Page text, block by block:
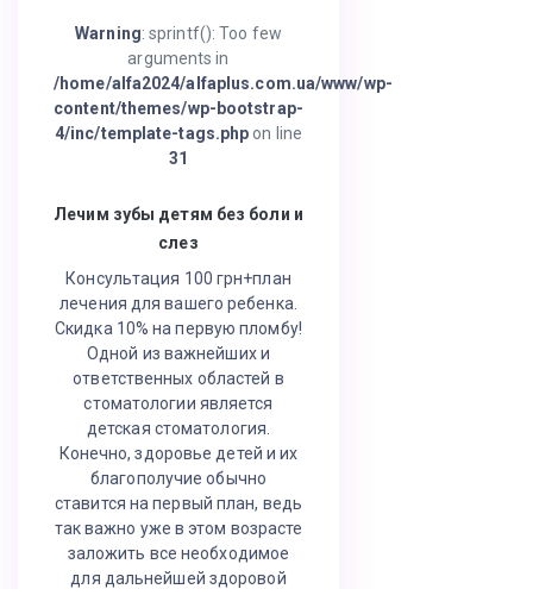
Warning: sprintf(): Too few
arguments in
/home/alfa2024/alfaplus.com.ua/www/wp-
content/themes/wp-bootstrap-
4/inc/template-tags.php on line
31
Лечим зубы детям без боли и
слез
Консультация 100 грн+план
лечения для вашего ребенка.
Скидка 10% на первую пломбу!
Одной из важнейших и
ответственных областей в
стоматологии является
детская стоматология.
Конечно, здоровье детей и их
благополучие обычно
ставится на первый план, ведь
так важно уже в этом возрасте
заложить все необходимое
для дальнейшей здоровой